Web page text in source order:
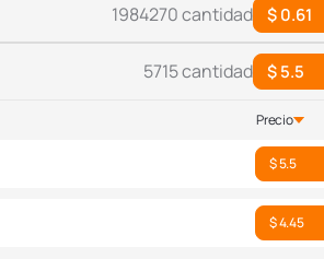
1984270 cantidad $ 0.61
5715 cantidad $ 5.5
Precio
$ 5.5
$ 4.45